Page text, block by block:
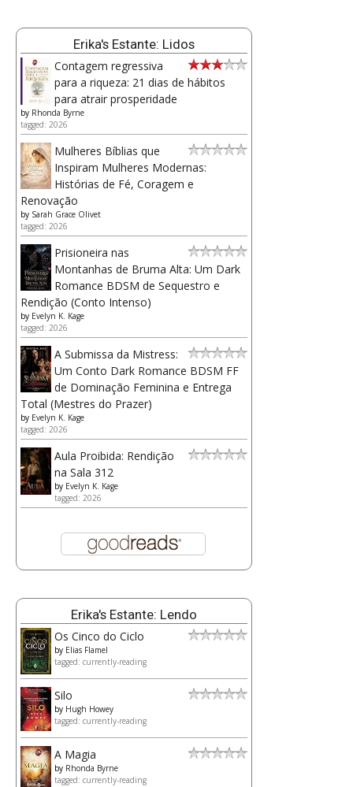
Erika's Estante: Lidos
Contagem regressiva
para a riqueza: 21 dias de hábitos
para atrair prosperidade
by Rhonda Byrne
tagged: 2026
Mulheres Bíblias que
Inspiram Mulheres Modernas:
Histórias de Fé, Coragem e
Renovação
by Sarah Grace Olivet
tagged: 2026
Prisioneira nas
Montanhas de Bruma Alta: Um Dark
Romance BDSM de Sequestro e
Rendição (Conto Intenso)
by Evelyn K. Kage
tagged: 2026
A Submissa da Mistress:
Um Conto Dark Romance BDSM FF
de Dominação Feminina e Entrega
Total (Mestres do Prazer)
by Evelyn K. Kage
tagged: 2026
Aula Proibida: Rendição
na Sala 312
by Evelyn K. Kage
tagged: 2026
Erika's Estante: Lendo
Os Cinco do Ciclo
by Elias Flamel
tagged: currently-reading
Silo
by Hugh Howey
tagged: currently-reading
A Magia
by Rhonda Byrne
tagged: currently-reading